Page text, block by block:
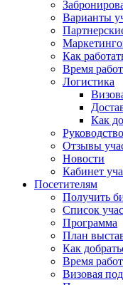
Варианты
Как
Время
Логистика
Как
Отзывы
Новости
Кабинет
Посетителям
Получить
Список
Программа
План
Как
Время
Визовая